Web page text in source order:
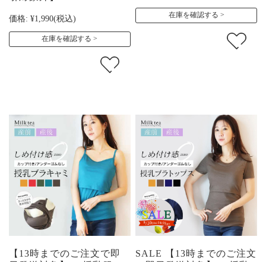
価格: ¥1,990(税込)
在庫を確認する
在庫を確認する
【13時までのご注文で即
SALE 【13時までのご注文